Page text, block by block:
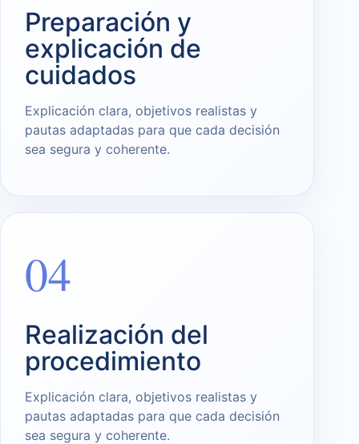
Preparación y
explicación de
cuidados
Explicación clara, objetivos realistas y
pautas adaptadas para que cada decisión
sea segura y coherente.
04
Realización del
procedimiento
Explicación clara, objetivos realistas y
pautas adaptadas para que cada decisión
sea segura y coherente.